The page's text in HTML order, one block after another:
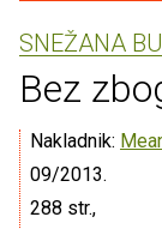
SNEŽANA
Bez
Nakladnik:
09/2013.
288 str.,